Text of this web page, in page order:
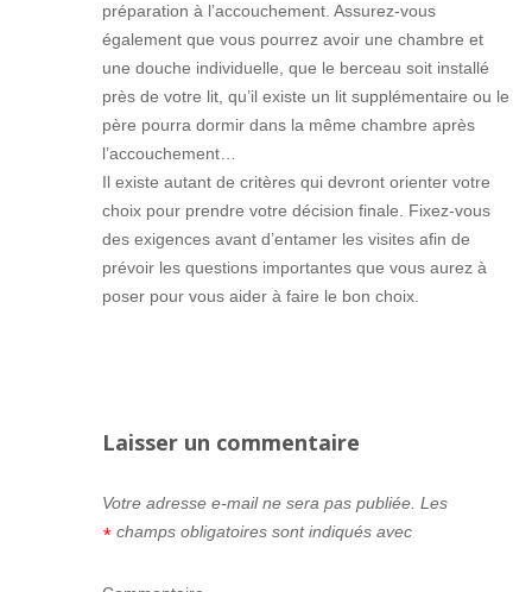
préparation à l’accouchement. Assurez-vous
également que vous pourrez avoir une chambre et
une douche individuelle, que le berceau soit installé
près de votre lit, qu’il existe un lit supplémentaire ou le
père pourra dormir dans la même chambre après
l’accouchement…
Il existe autant de critères qui devront orienter votre
choix pour prendre votre décision finale. Fixez-vous
des exigences avant d’entamer les visites afin de
prévoir les questions importantes que vous aurez à
poser pour vous aider à faire le bon choix.
Laisser un commentaire
Votre adresse e-mail ne sera pas publiée. Les
champs obligatoires sont indiqués avec
*